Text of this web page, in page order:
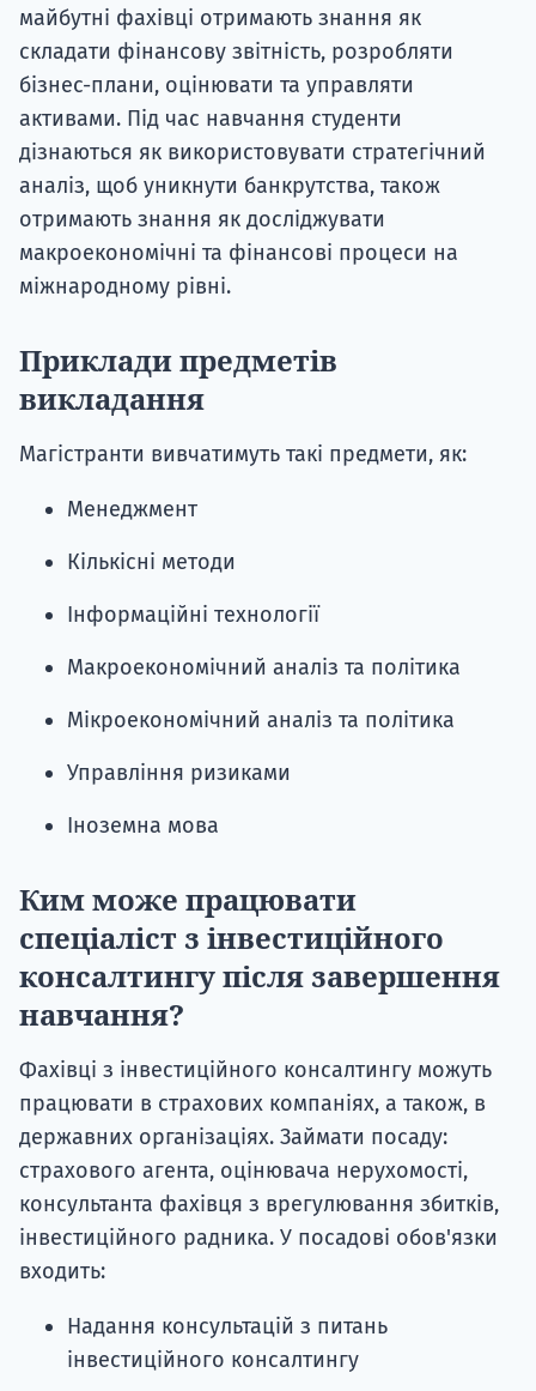
майбутні фахівці отримають знання як
складати фінансову звітність, розробляти
бізнес-плани, оцінювати та управляти
активами. Під час навчання студенти
дізнаються як використовувати стратегічний
аналіз, щоб уникнути банкрутства, також
отримають знання як досліджувати
макроекономічні та фінансові процеси на
міжнародному рівні.
Приклади предметів
викладання
Магістранти вивчатимуть такі предмети, як:
Менеджмент
Кількісні методи
Інформаційні технології
Макроекономічний аналіз та політика
Мікроекономічний аналіз та політика
Управління ризиками
Іноземна мова
Ким може працювати
спеціаліст з інвестиційного
консалтингу після завершення
навчання?
Фахівці з інвестиційного консалтингу можуть
працювати в страхових компаніях, а також, в
державних організаціях. Займати посаду:
страхового агента, оцінювача нерухомості,
консультанта фахівця з врегулювання збитків,
інвестиційного радника. У посадові обов'язки
входить:
Надання консультацій з питань
інвестиційного консалтингу